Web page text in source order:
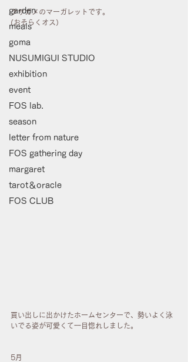
garden
meals
goma
NUSUMIGUI STUDIO
exhibition
event
FOS lab.
season
letter from nature
FOS gathering day
margaret
tarot＆oracle
FOS CLUB
クサガメのマーガレットです。
(おそらくオス）
買い出しに出かけたホームセンターで、勢いよく泳
いでる姿が可愛くて一目惚れしました。
5月